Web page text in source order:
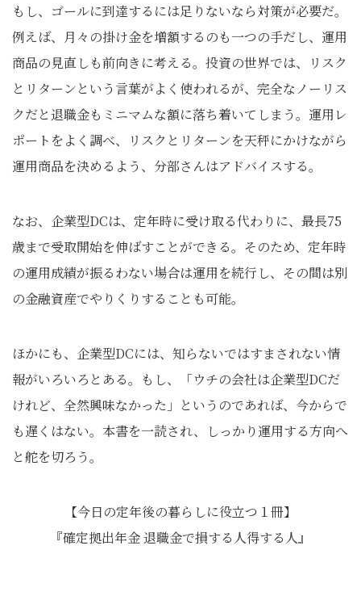
もし、ゴールに到達するには足りないなら対策が必要だ。
例えば、月々の掛け金を増額するのも一つの手だし、運用
商品の見直しも前向きに考える。投資の世界では、リスク
とリターンという言葉がよく使われるが、完全なノーリス
クだと退職金もミニマムな額に落ち着いてしまう。運用レ
ポートをよく調べ、リスクとリターンを天秤にかけながら
運用商品を決めるよう、分部さんはアドバイスする。
なお、企業型DCは、定年時に受け取る代わりに、最長75
歳まで受取開始を伸ばすことができる。そのため、定年時
の運用成績が振るわない場合は運用を続行し、その間は別
の金融資産でやりくりすることも可能。
ほかにも、企業型DCには、知らないではすまされない情
報がいろいろとある。もし、「ウチの会社は企業型DCだ
けれど、全然興味なかった」というのであれば、今からで
も遅くはない。本書を一読され、しっかり運用する方向へ
と舵を切ろう。
【今日の定年後の暮らしに役立つ１冊】
『確定拠出年金 退職金で損する人得する人』